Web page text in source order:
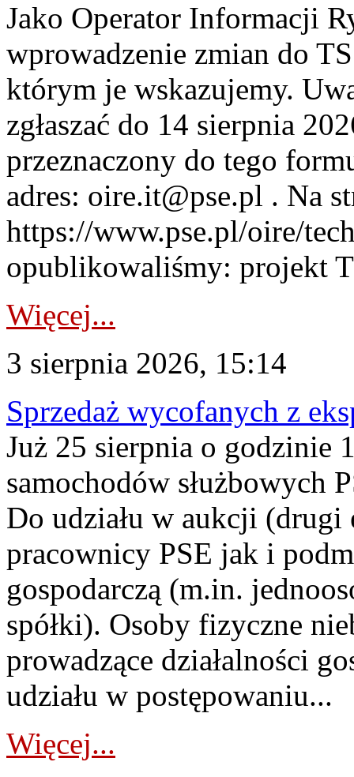
Jako Operator Informacji
wprowadzenie zmian do
którym je wskazujemy.
zgłaszać do 14 sierpnia
przeznaczony do tego
adres: oire.it@pse.pl . Na
https://www.pse.pl/oire/
opublikowaliśmy: projekt
Więcej...
3 sierpnia 2026, 15:14
Sprzedaż wycofanych z
Już 25 sierpnia o godzinie
samochodów służbowych
Do udziału w aukcji (drugi
pracownicy PSE jak i
gospodarczą (m.in.
spółki). Osoby fizyczne
prowadzące działalności
udziału w postępowaniu...
Więcej...